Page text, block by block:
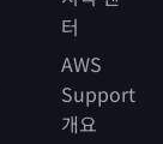
터
AWS
Support
개요